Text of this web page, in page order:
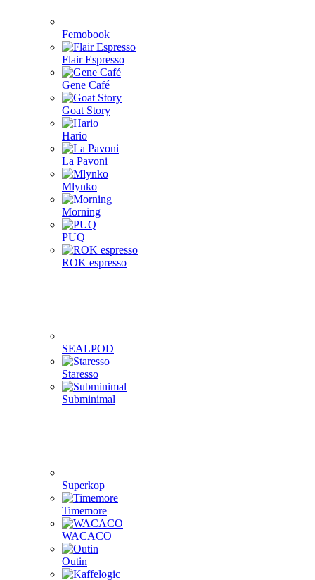
Femobook
Flair Espresso
Gene Café
Goat Story
Hario
La Pavoni
Mlynko
Morning
PUQ
ROK espresso
SEALPOD
Staresso
Subminimal
Superkop
Timemore
WACACO
Outin